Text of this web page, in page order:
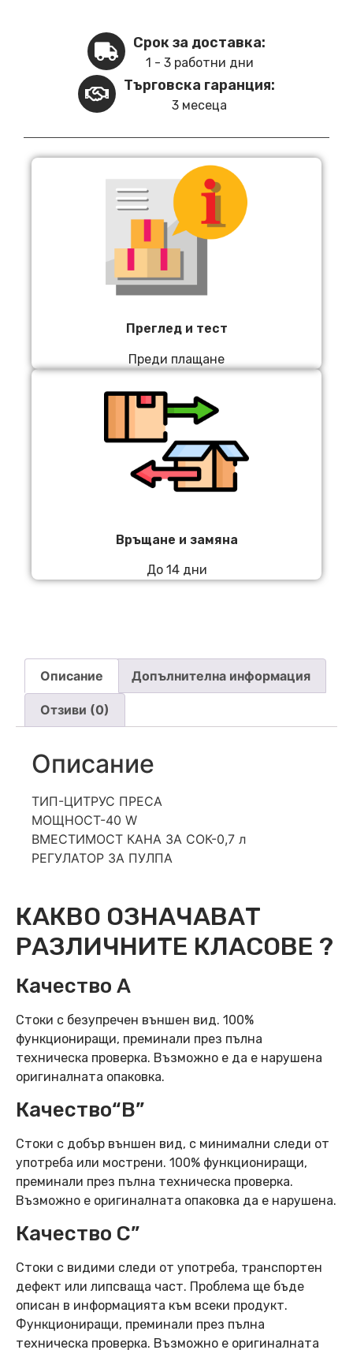
Срок за доставка:
1 - 3 работни дни
Търговска гаранция:
3 месеца
Преглед и тест
Преди плащане
Връщане и замяна
До 14 дни
Описание Допълнителна информация
Отзиви (0)
Описание
ТИП-ЦИТРУС ПРЕСА
МОЩНОСТ-40 W
ВМЕСТИМОСТ КАНА ЗА СОК-0,7 л
РЕГУЛАТОР ЗА ПУЛПА
КАКВО ОЗНАЧАВАТ
РАЗЛИЧНИТЕ КЛАСОВЕ ?
Качество А
Стоки с безупречен външен вид. 100%
функциониращи, преминали през пълна
техническа проверка. Възможно е да е нарушена
оригиналната опаковка.
Качество“B”
Стоки с добър външен вид, с минимални следи от
употреба или мострени. 100% функциониращи,
преминали през пълна техническа проверка.
Възможно е оригиналната опаковка да е нарушена.
Качество C”
Стоки с видими следи от употреба, транспортен
дефект или липсваща част. Проблема ще бъде
описан в информацията към всеки продукт.
Функциониращи, преминали през пълна
техническа проверка. Възможно е оригиналната